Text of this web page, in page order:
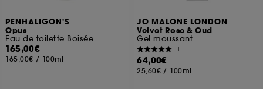
PENHALIGON'S
Opus
Eau de toilette Boisée
165,00€
165,00€ / 100ml
JO MALONE LONDON
Velvet Rose & Oud
Gel moussant
1
64,00€
25,60€ / 100ml